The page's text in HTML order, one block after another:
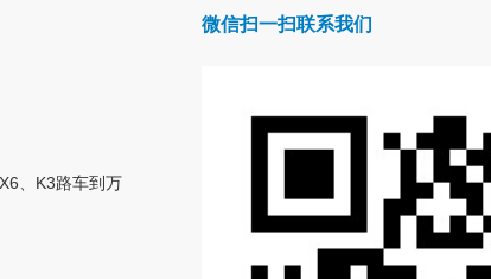
、K3路车到万
微信扫一扫联系我们